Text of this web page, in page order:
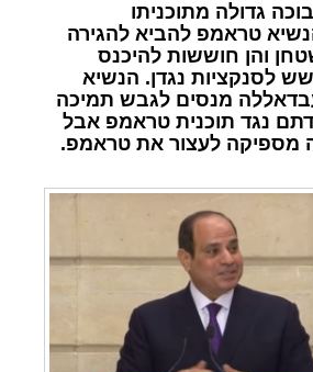
גדולה מתוכניתו
טראמפ להביא להגירה
והן חוששות להיכנס
לסנקציות נגדן. הנשיא
מנסים לגבש תמיכה
נגד תוכנית טראמפ אבל
מספיקה לעצור את טראמפ.